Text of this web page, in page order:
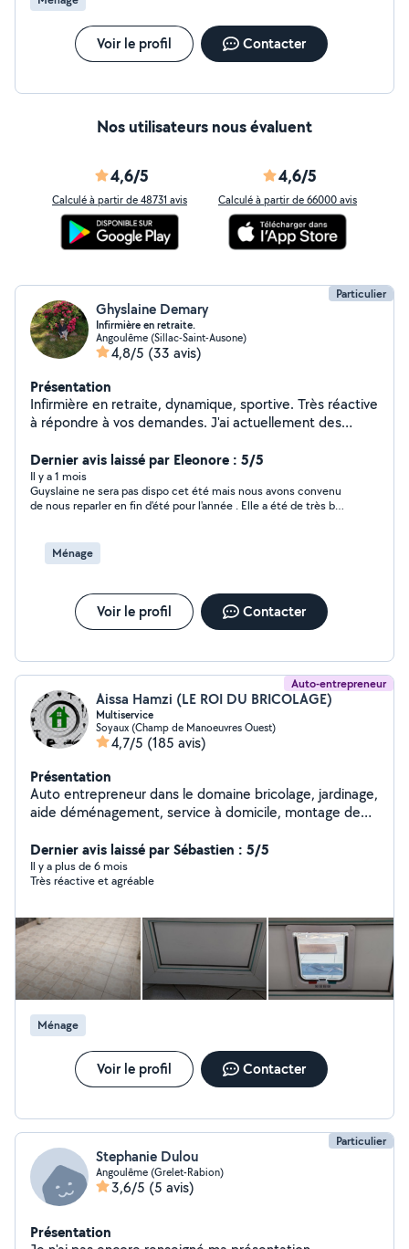
Voir le profil Contacter
Nos utilisateurs nous évaluent
4,6/5
Calculé à partir de 48731 avis
4,6/5
Calculé à partir de 66000 avis
Particulier
Ghyslaine Demary
Infirmière en retraite.
Angoulême (Sillac-Saint-Ausone)
4,8/5 (33 avis)
Présentation
Infirmière en retraite, dynamique, sportive. Très réactive
à répondre à vos demandes. J'ai actuellement des
accepte d'autres. Aime les animaux domestiques.
Dernier avis laissé par Eleonore : 5/5
Il y a 1 mois
Guyslaine ne sera pas dispo cet été mais nous avons convenu
de nous reparler en fin d'été pour l'année . Elle a été de très bon
Ménage
Voir le profil Contacter
Auto-entrepreneur
Aissa Hamzi (LE ROI DU BRICOLAGE)
Multiservice
Soyaux (Champ de Manoeuvres Ouest)
4,7/5 (185 avis)
Présentation
Auto entrepreneur dans le domaine bricolage, jardinage,
aide déménagement, service à domicile, montage de
travaux de maçonnerie, terrassement, peinture)
Dernier avis laissé par Sébastien : 5/5
Il y a plus de 6 mois
Très réactive et agréable
Ménage
Voir le profil Contacter
Particulier
Stephanie Dulou
Angoulême (Grelet-Rabion)
3,6/5 (5 avis)
Présentation